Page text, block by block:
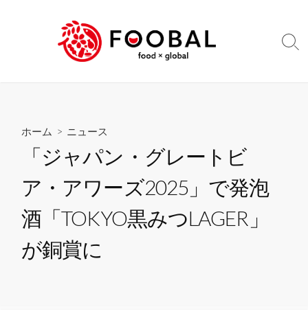
検
ホーム > ニュース
「ジャパン・グレートビ
ア・アワーズ2025」で発泡
酒「TOKYO黒みつLAGER」
が銅賞に